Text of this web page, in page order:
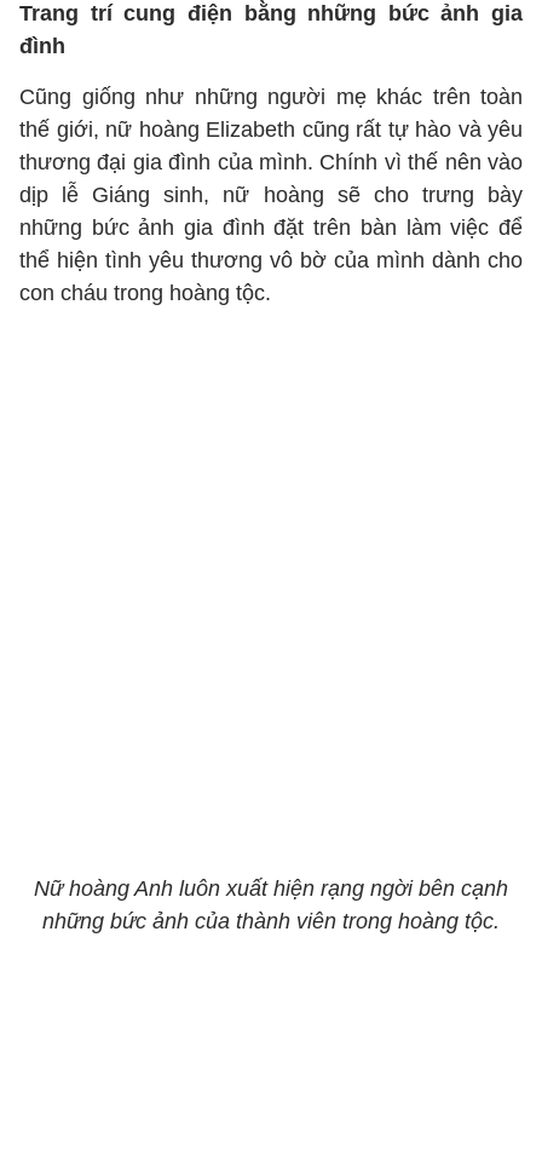
Trang trí cung điện bằng những bức ảnh gia
đình
Cũng giống như những người mẹ khác trên toàn
thế giới, nữ hoàng Elizabeth cũng rất tự hào và yêu
thương đại gia đình của mình. Chính vì thế nên vào
dịp lễ Giáng sinh, nữ hoàng sẽ cho trưng bày
những bức ảnh gia đình đặt trên bàn làm việc để
thể hiện tình yêu thương vô bờ của mình dành cho
con cháu trong hoàng tộc.
Nữ hoàng Anh luôn xuất hiện rạng ngời bên cạnh
những bức ảnh của thành viên trong hoàng tộc.